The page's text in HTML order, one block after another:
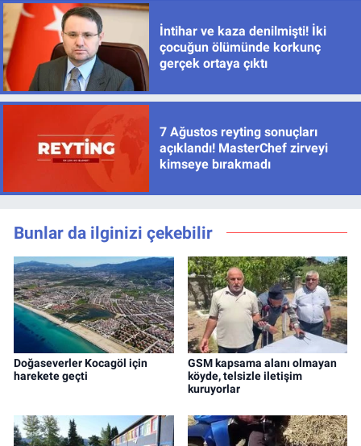
İntihar ve kaza denilmişti! İki
çocuğun ölümünde korkunç
gerçek ortaya çıktı
7 Ağustos reyting sonuçları
açıklandı! MasterChef zirveyi
kimseye bırakmadı
Bunlar da ilginizi çekebilir
Doğaseverler Kocagöl için
harekete geçti
GSM kapsama alanı olmayan
köyde, telsizle iletişim
kuruyorlar